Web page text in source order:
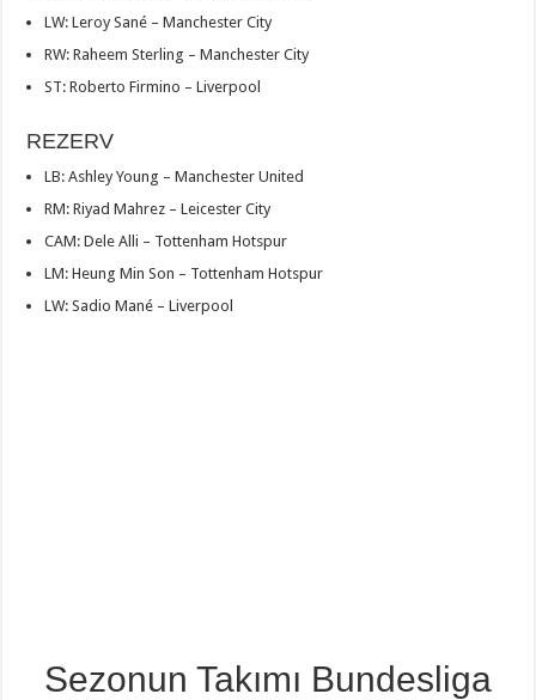
LW: Leroy Sané – Manchester City
RW: Raheem Sterling – Manchester City
ST: Roberto Firmino – Liverpool
REZERV
LB: Ashley Young – Manchester United
RM: Riyad Mahrez – Leicester City
CAM: Dele Alli – Tottenham Hotspur
LM: Heung Min Son – Tottenham Hotspur
LW: Sadio Mané – Liverpool
Sezonun Takımı Bundesliga